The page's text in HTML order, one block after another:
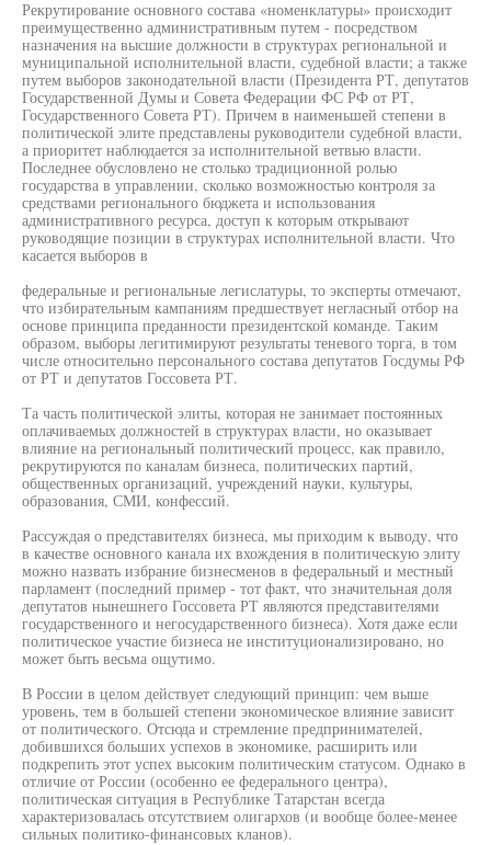
Рекрутирование основного состава «номенклатуры» происходит
преимущественно административным путем - посредством
назначения на высшие должности в структурах региональной и
муниципальной исполнительной власти, судебной власти; а также
путем выборов законодательной власти (Президента РТ, депутатов
Государственной Думы и Совета Федерации ФС РФ от РТ,
Государственного Совета РТ). Причем в наименьшей степени в
политической элите представлены руководители судебной власти,
а приоритет наблюдается за исполнительной ветвью власти.
Последнее обусловлено не столько традиционной ролью
государства в управлении, сколько возможностью контроля за
средствами регионального бюджета и использования
административного ресурса, доступ к которым открывают
руководящие позиции в структурах исполнительной власти. Что
касается выборов в
федеральные и региональные легислатуры, то эксперты отмечают,
что избирательным кампаниям предшествует негласный отбор на
основе принципа преданности президентской команде. Таким
образом, выборы легитимируют результаты теневого торга, в том
числе относительно персонального состава депутатов Госдумы РФ
от РТ и депутатов Госсовета РТ.
Та часть политической элиты, которая не занимает постоянных
оплачиваемых должностей в структурах власти, но оказывает
влияние на региональный политический процесс, как правило,
рекрутируются по каналам бизнеса, политических партий,
общественных организаций, учреждений науки, культуры,
образования, СМИ, конфессий.
Рассуждая о представителях бизнеса, мы приходим к выводу, что
в качестве основного канала их вхождения в политическую элиту
можно назвать избрание бизнесменов в федеральный и местный
парламент (последний пример - тот факт, что значительная доля
депутатов нынешнего Госсовета РТ являются представителями
государственного и негосударственного бизнеса). Хотя даже если
политическое участие бизнеса не институционализировано, но
может быть весьма ощутимо.
В России в целом действует следующий принцип: чем выше
уровень, тем в большей степени экономическое влияние зависит
от политического. Отсюда и стремление предпринимателей,
добившихся больших успехов в экономике, расширить или
подкрепить этот успех высоким политическим статусом. Однако в
отличие от России (особенно ее федерального центра),
политическая ситуация в Республике Татарстан всегда
характеризовалась отсутствием олигархов (и вообще более-менее
сильных политико-финансовых кланов).